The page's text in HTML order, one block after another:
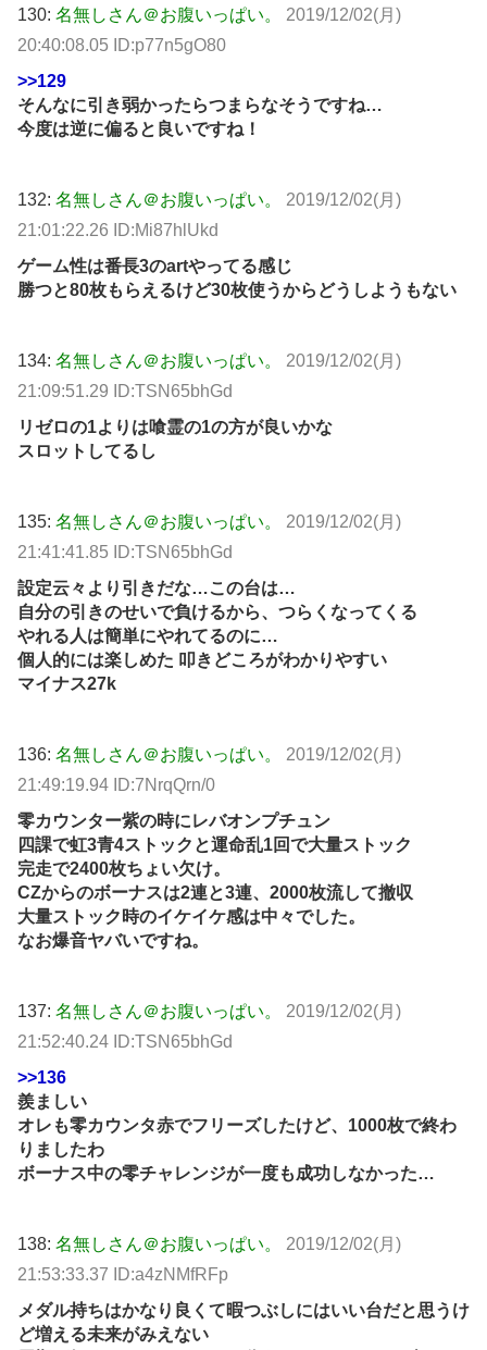
130: 名無しさん＠お腹いっぱい。
2019/12/02(月)
20:40:08.05 ID:p77n5gO80
>>129
そんなに引き弱かったらつまらなそうですね…
今度は逆に偏ると良いですね！
132: 名無しさん＠お腹いっぱい。
2019/12/02(月)
21:01:22.26 ID:Mi87hlUkd
ゲーム性は番長3のartやってる感じ
勝つと80枚もらえるけど30枚使うからどうしようもない
134: 名無しさん＠お腹いっぱい。
2019/12/02(月)
21:09:51.29 ID:TSN65bhGd
リゼロの1よりは喰霊の1の方が良いかな
スロットしてるし
135: 名無しさん＠お腹いっぱい。
2019/12/02(月)
21:41:41.85 ID:TSN65bhGd
設定云々より引きだな…この台は…
自分の引きのせいで負けるから、つらくなってくる
やれる人は簡単にやれてるのに…
個人的には楽しめた 叩きどころがわかりやすい
マイナス27k
136: 名無しさん＠お腹いっぱい。
2019/12/02(月)
21:49:19.94 ID:7NrqQrn/0
零カウンター紫の時にレバオンプチュン
四課で虹3青4ストックと運命乱1回で大量ストック
完走で2400枚ちょい欠け。
CZからのボーナスは2連と3連、2000枚流して撤収
大量ストック時のイケイケ感は中々でした。
なお爆音ヤバいですね。
137: 名無しさん＠お腹いっぱい。
2019/12/02(月)
21:52:40.24 ID:TSN65bhGd
>>136
羨ましい
オレも零カウンタ赤でフリーズしたけど、1000枚で終わ
りましたわ
ボーナス中の零チャレンジが一度も成功しなかった…
138: 名無しさん＠お腹いっぱい。
2019/12/02(月)
21:53:33.37 ID:a4zNMfRFp
メダル持ちはかなり良くて暇つぶしにはいい台だと思うけ
ど増える未来がみえない